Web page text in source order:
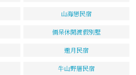
山海戀民宿
倆呆休閒渡假別墅
邀月民宿
牛山野厝民宿